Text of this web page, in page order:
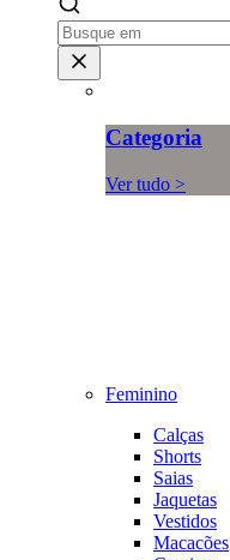
Categoria
Ver tudo >
Feminino
Calças
Shorts
Saias
Jaquetas
Vestidos
Macacões